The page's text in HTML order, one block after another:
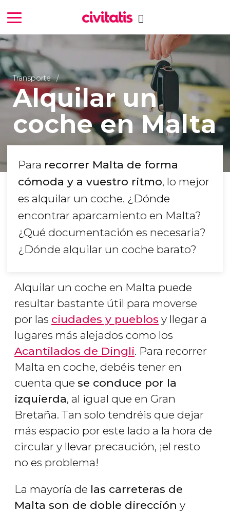
Transporte
Alquilar un
coche en Malta
Para recorrer Malta de forma
cómoda y a vuestro ritmo, lo mejor
es alquilar un coche. ¿Dónde
encontrar aparcamiento en Malta?
¿Qué documentación es necesaria?
¿Dónde alquilar un coche barato?
Alquilar un coche en Malta puede
resultar bastante útil para moverse
por las ciudades y pueblos y llegar a
lugares más alejados como los
Acantilados de Dingli. Para recorrer
Malta en coche, debéis tener en
cuenta que se conduce por la
izquierda, al igual que en Gran
Bretaña. Tan solo tendréis que dejar
más espacio por este lado a la hora de
circular y llevar precaución, ¡el resto
no es problema!
La mayoría de las carreteras de
Malta son de doble dirección y